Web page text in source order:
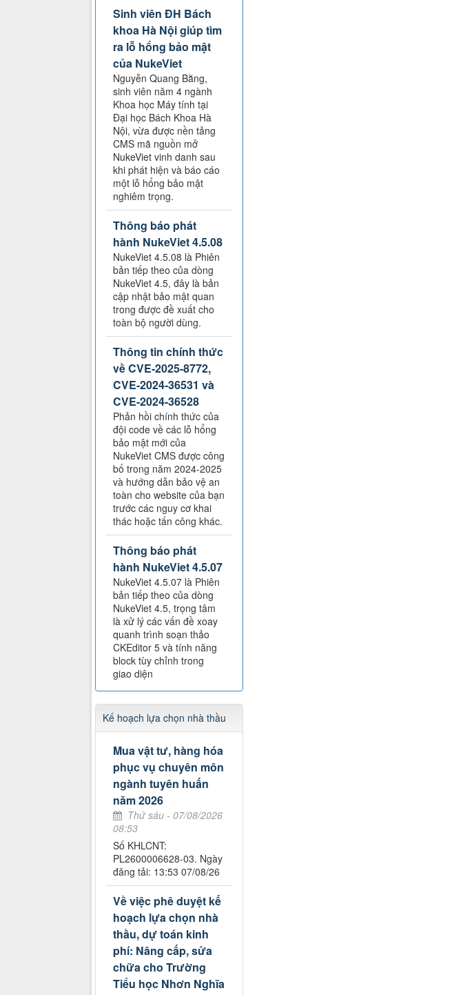
Sinh viên ĐH Bách
khoa Hà Nội giúp tìm
ra lỗ hổng bảo mật
của NukeViet
Nguyễn Quang Bằng,
sinh viên năm 4 ngành
Khoa học Máy tính tại
Đại học Bách Khoa Hà
Nội, vừa được nền tảng
CMS mã nguồn mở
NukeViet vinh danh sau
khi phát hiện và báo cáo
một lỗ hổng bảo mật
nghiêm trọng.
Thông báo phát
hành NukeViet 4.5.08
NukeViet 4.5.08 là Phiên
bản tiếp theo của dòng
NukeViet 4.5, đây là bản
cập nhật bảo mật quan
trong được đề xuất cho
toàn bộ người dùng.
Thông tin chính thức
về CVE-2025-8772,
CVE-2024-36531 và
CVE-2024-36528
Phản hồi chính thức của
đội code về các lỗ hổng
bảo mật mới của
NukeViet CMS được công
bố trong năm 2024-2025
và hướng dẫn bảo vệ an
toàn cho website của bạn
trước các nguy cơ khai
thác hoặc tấn công khác.
Thông báo phát
hành NukeViet 4.5.07
NukeViet 4.5.07 là Phiên
bản tiếp theo của dòng
NukeViet 4.5, trọng tâm
là xử lý các vấn đề xoay
quanh trình soạn thảo
CKEditor 5 và tính năng
block tùy chỉnh trong
giao diện
Kế hoạch lựa chọn nhà thầu
Mua vật tư, hàng hóa
phục vụ chuyên môn
ngành tuyên huấn
năm 2026
Thứ sáu - 07/08/2026
08:53
Số KHLCNT:
PL2600006628-03. Ngày
đăng tải: 13:53 07/08/26
Về việc phê duyệt kế
hoạch lựa chọn nhà
thầu, dự toán kinh
phí: Nâng cấp, sửa
chữa cho Trường
Tiểu học Nhơn Nghĩa